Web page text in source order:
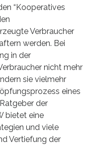
“Kooperatives
Verbraucher
werden. Bei
in der
nicht mehr
sie vielmehr
eines
der
bietet eine
und viele
Vertiefung der